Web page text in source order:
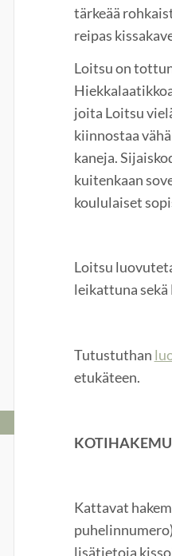
tärkeää
reipas
Loitsu on
joita Loitsu
kiinnostaa
kaneja.
kuitenkaan
koululaiset
Loitsu
leikattuna
Tutustuthan
etukäteen.
Kattavat
lisätietoja